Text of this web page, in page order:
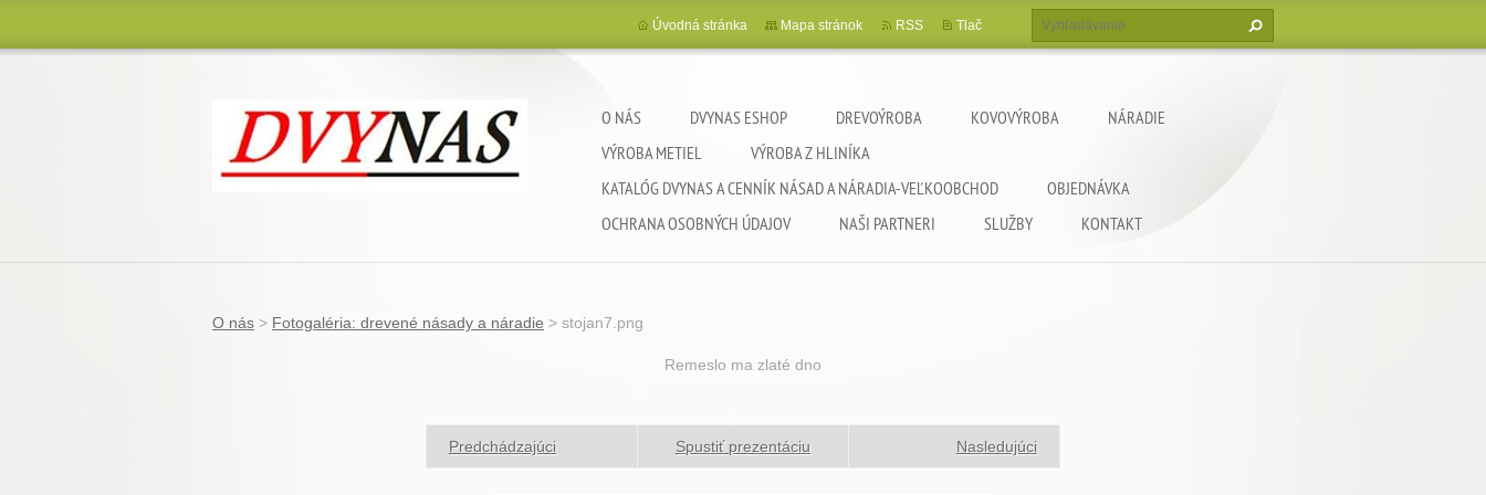
O NÁS DVYNAS ESHOP DREVOÝROBA KOVOVÝROBA
NÁRADIE
VÝROBA METIEL
VÝROBA Z HLINÍKA
KATALÓG DVYNAS A CENNÍK NÁSAD A NÁRADIA-VEĽKOOBCHOD
OBJEDNÁVKA
OCHRANA OSOBNÝCH ÚDAJOV
NAŠI PARTNERI SLUŽBY KONTAKT
Úvodná stránka Mapa stránok RSS Tlač
O nás > Fotogaléria: drevené násady a náradie > stojan7.png
Remeslo ma zlaté dno
Predchádzajúci Spustiť prezentáciu Nasledujúci